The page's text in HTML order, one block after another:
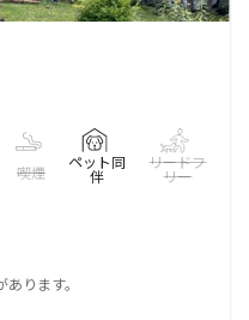
喫煙
ペット同
伴
リードフ
リー
ります。